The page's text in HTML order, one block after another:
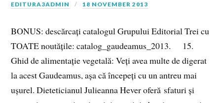
EDITURA3ADMIN 18 NOVEMBER 2013
BONUS: descărcați catalogul Grupului Editorial Trei cu
TOATE noutățile: catalog_gaudeamus_2013. 15.
Ghid de alimentație vegetală: Veți avea multe de digerat
la acest Gaudeamus, așa că începeți cu un antreu mai
ușurel. Dieteticianul Julieanna Hever oferă sfaturi și